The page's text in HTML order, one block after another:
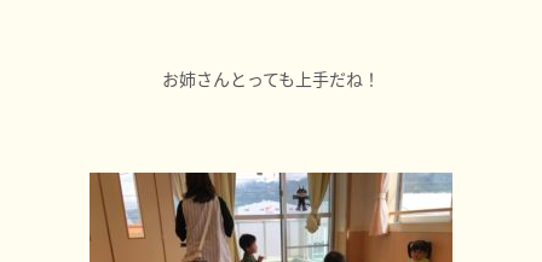
お姉さんとっても上手だね！